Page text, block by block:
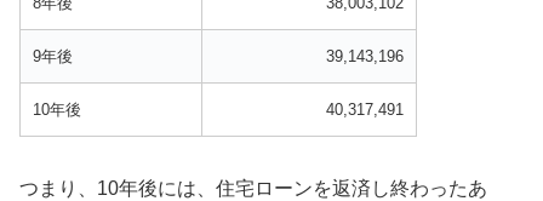
9年後 39,143,196
10年後 40,317,491
つまり、10年後には、住宅ローンを返済し終わったあ